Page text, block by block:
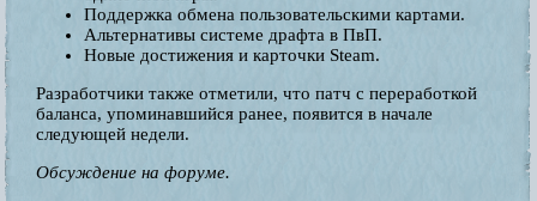
Поддержка обмена пользовательскими картами.
Альтернативы системе драфта в ПвП.
Новые достижения и карточки Steam.
Разработчики также отметили, что патч с переработкой
баланса, упоминавшийся ранее, появится в начале
следующей недели.
Обсуждение на форуме.